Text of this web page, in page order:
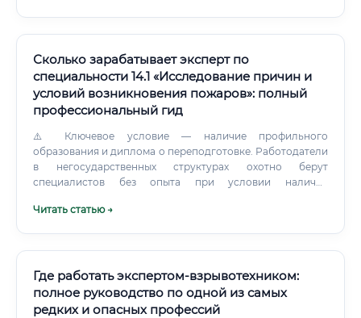
Сколько зарабатывает эксперт по
специальности 14.1 «Исследование причин и
условий возникновения пожаров»: полный
профессиональный гид
⚠️ Ключевое условие — наличие профильного
образования и диплома о переподготовке. Работодатели
в негосударственных структурах охотно берут
специалистов без опыта при условии наличия
Читать статью →
Где работать экспертом-взрывотехником:
полное руководство по одной из самых
редких и опасных профессий